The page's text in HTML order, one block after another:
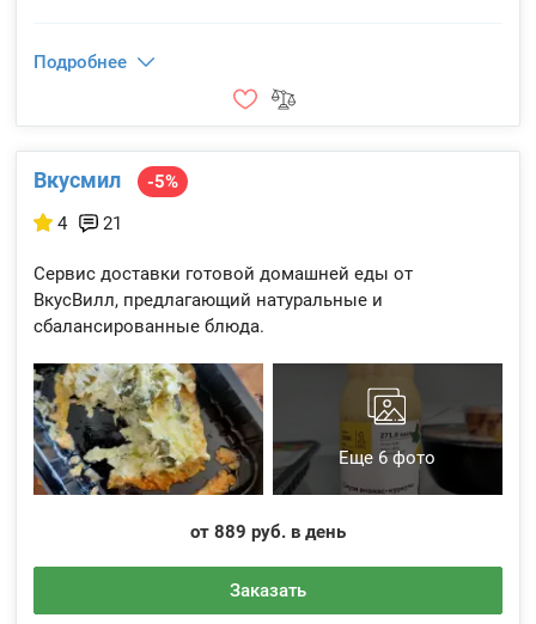
Подробнее
Вкусмил
-5%
4
21
Сервис доставки готовой домашней еды от
ВкусВилл, предлагающий натуральные и
сбалансированные блюда.
Еще 6 фото
от 889 руб. в день
Заказать